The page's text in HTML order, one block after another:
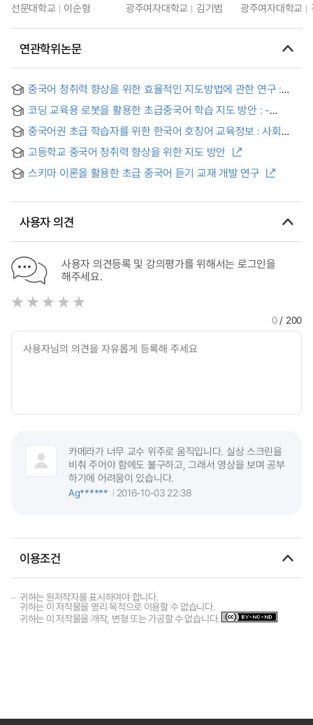
선문대학교 이순형 광주여자대학교 김기범 광주여자대학교
연관학위논문
중국어 청취력 향상을 위한 효율적인 지도방법에 관한 연구 :
코딩 교육용 로봇을 활용한 초급중국어 학습 지도 방안 : -
Chinese Teaching-Leaning Method for the Beginners with
Coding Robot : Focused on the Unplugged Activities
중국어권 초급 학습자를 위한 한국어 호칭어 교육정보 : 사회
Address Forms for Beginners Chinese-speaking Korean
Language Learners
고등학교 중국어 청취력 향상을 위한 지도 방안
스키마 이론을 활용한 초급 중국어 듣기 교재 개발 연구
사용자 의견
사용자 의견등록 및 강의평가를 위해서는 로그인을
해주세요.
0/ 200
카메라가 너무 교수 위주로 움직입니다. 실상 스크린을
비춰 주어야 함에도 불구하고, 그래서 영상을 보며 공부
하기에 어려움이 있습니다.
Ag******
2016-10-03 22:38
이용조건
귀하는 원저작자를 표시하여야 합니다.
귀하는 이 저작물을 영리 목적으로 이용할 수 없습니다.
귀하는 이 저작물을 개작, 변형 또는 가공할 수 없습니다.